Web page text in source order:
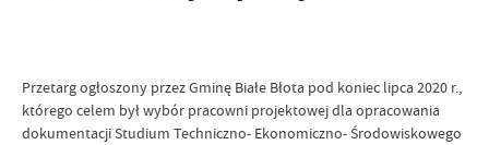
Przetarg ogłoszony przez Gminę Białe Błota pod koniec lipca 2020 r.,
którego celem był wybór pracowni projektowej dla opracowania
dokumentacji Studium Techniczno- Ekonomiczno- Środowiskowego